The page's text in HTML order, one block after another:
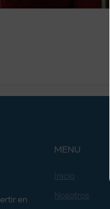
en
MENU
Inicio
Nosotros